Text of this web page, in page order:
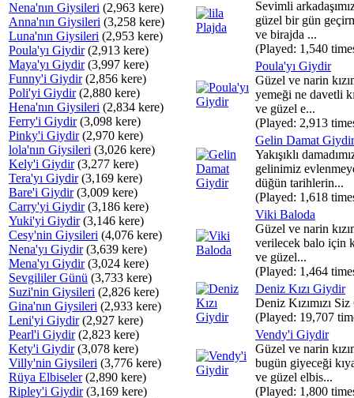
Nena'nın Giysileri (2,963 kere)
Anna'nın Giysileri (3,258 kere)
Luna'nın Giysileri (2,953 kere)
Poula'yı Giydir(2,913 kere)
Maya'yı Giydir(3,997 kere)
Funny'i Giydir(2,856 kere)
Poli'yi Giydir(2,880 kere)
Hena'nın Giysileri (2,834 kere)
Ferry'i Giydir(3,098 kere)
Pinky'i Giydir(2,970 kere)
lola'nın Giysileri (3,026 kere)
Kely'i Giydir(3,277 kere)
Tera'yı Giydir(3,169 kere)
Bare'i Giydir(3,009 kere)
Carry'yi Giydir(3,186 kere)
Yuki'yi Giydir(3,146 kere)
Cesy'nin Giysileri (4,076 kere)
Nena'yı Giydir(3,639 kere)
Mena'yı Giydir(3,024 kere)
Sevgililer Günü (3,733 kere)
Suzi'nin Giysileri (2,826 kere)
Gina'nın Giysileri (2,933 kere)
Leni'yi Giydir(2,927 kere)
Pearl'i Giydir(2,823 kere)
Kety'i Giydir(3,078 kere)
Villy'nin Giysileri (3,776 kere)
Rüya Elbiseler(2,890 kere)
Ripley'i Giydir(3,169 kere)
Sevimli
güzel bir gün
ve birajda ...
(Played: 1,540
Poula'yı Giydir
Güzel ve narin
yemeği ne davetli
ve güzel e...
(Played: 2,913
Gelin Damat Giydir
Yakışıklı
gelinimiz
düğün tarihlerin...
(Played: 1,618
Viki Baloda
Güzel ve narin
verilecek balo için
ve güzel...
(Played: 1,464
Deniz Kızı Giydir
Deniz Kızımızı
(Played: 19,707
Vendy'i Giydir
Güzel ve narin
bugün giyeceği
ve güzel elbis...
(Played: 1,800